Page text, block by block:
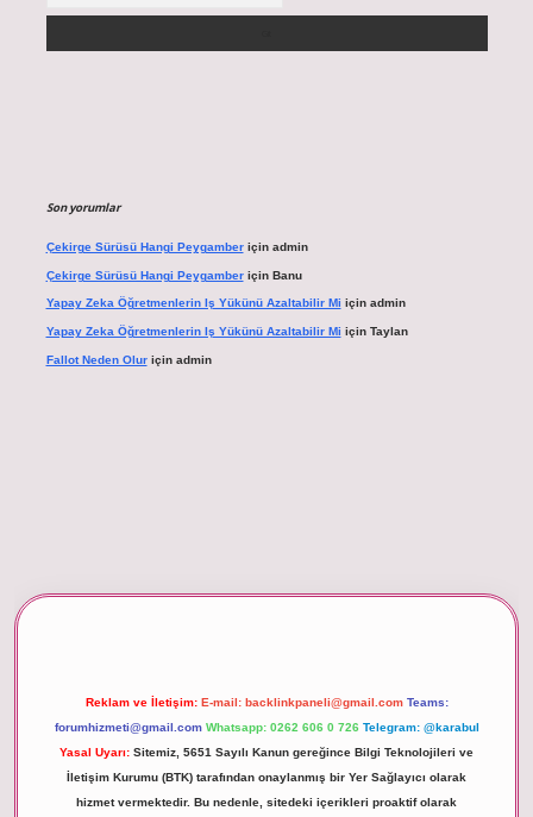
Son yorumlar
Çekirge Sürüsü Hangi Peygamberiçin admin
Çekirge Sürüsü Hangi Peygamberiçin Banu
Yapay Zeka Öğretmenlerin Iş Yükünü Azaltabilir Mi için admin
Yapay Zeka Öğretmenlerin Iş Yükünü Azaltabilir Mi için Taylan
Fallot Neden Oluriçin admin
Reklam ve İletişim: E-mail: backlinkpaneli@gmail.com Teams:
forumhizmeti@gmail.com Whatsapp: 0262 606 0 726 Telegram: @karabul
Yasal Uyarı: Sitemiz, 5651 Sayılı Kanun gereğince Bilgi Teknolojileri ve
İletişim Kurumu (BTK) tarafından onaylanmış bir Yer Sağlayıcı olarak
hizmet vermektedir. Bu nedenle, sitedeki içerikleri proaktif olarak